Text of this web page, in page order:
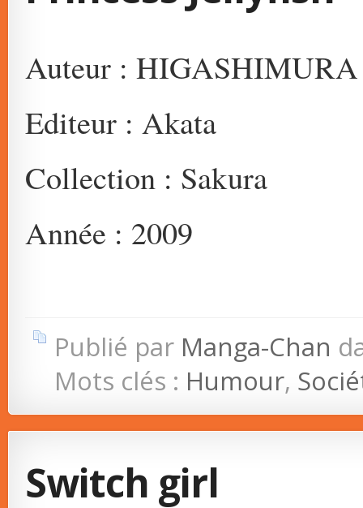
Auteur :
Editeur : Akata
Collection : Sakura
Année : 2009
Publié par Manga-Chan
Mots clés : Humour,
Switch girl